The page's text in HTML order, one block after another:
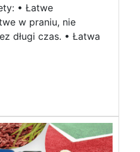
• Łatwe
w praniu, nie
długi czas. • Łatwa